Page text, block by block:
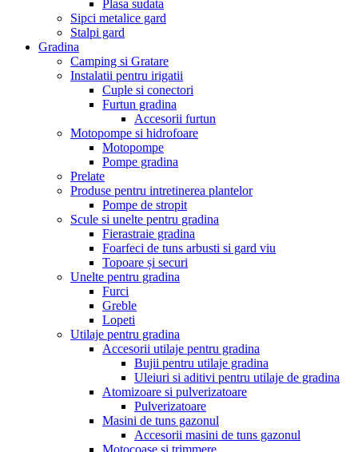
Plasa sudata
Sipci metalice gard
Stalpi gard
Gradina
Camping si Gratare
Instalatii pentru irigatii
Cuple si conectori
Furtun gradina
Accesorii furtun
Motopompe si hidrofoare
Motopompe
Pompe gradina
Prelate
Produse pentru intretinerea plantelor
Pompe de stropit
Scule si unelte pentru gradina
Fierastraie gradina
Foarfeci de tuns arbusti si gard viu
Topoare și securi
Unelte pentru gradina
Furci
Greble
Lopeti
Utilaje pentru gradina
Accesorii utilaje pentru gradina
Bujii pentru utilaje gradina
Uleiuri si aditivi pentru utilaje de gradina
Atomizoare si pulverizatoare
Pulverizatoare
Masini de tuns gazonul
Accesorii masini de tuns gazonul
Motocoase si trimmere